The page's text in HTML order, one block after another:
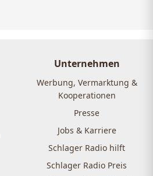
Unternehmen
Werbung, Vermarktung &
Kooperationen
Presse
Jobs & Karriere
Schlager Radio hilft
Schlager Radio Preis